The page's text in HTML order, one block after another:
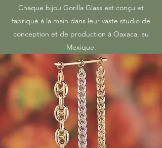
Chaque bijou Gorilla Glass est conçu et
fabriqué à la main dans leur vaste studio de
conception et de production à Oaxaca, au
Mexique.